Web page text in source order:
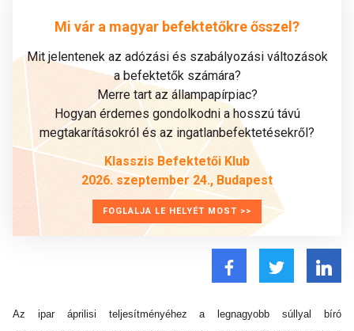
Mi vár a magyar befektetőkre ősszel?
Mit jelentenek az adózási és szabályozási változások
a befektetők számára?
Merre tart az állampapírpiac?
Hogyan érdemes gondolkodni a hosszú távú
megtakarításokról és az ingatlanbefektetésekről?
Klasszis Befektetői Klub
2026. szeptember 24., Budapest
FOGLALJA LE HELYÉT MOST >>
Az ipar áprilisi teljesítményéhez a legnagyobb súllyal bíró